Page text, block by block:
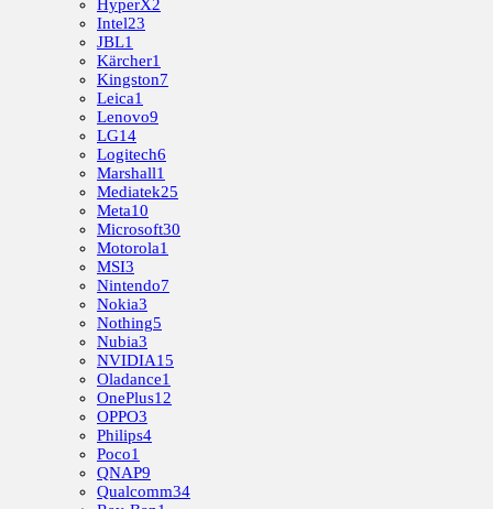
HyperX2
Intel23
JBL1
Kärcher1
Kingston7
Leica1
Lenovo9
LG14
Logitech6
Marshall1
Mediatek25
Meta10
Microsoft30
Motorola1
MSI3
Nintendo7
Nokia3
Nothing5
Nubia3
NVIDIA15
Oladance1
OnePlus12
OPPO3
Philips4
Poco1
QNAP9
Qualcomm34